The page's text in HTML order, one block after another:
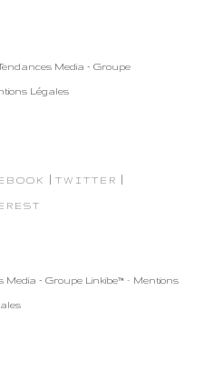
Media - Groupe
Légales
| TWITTER |
Media - Groupe Linkibe™ - Mentions